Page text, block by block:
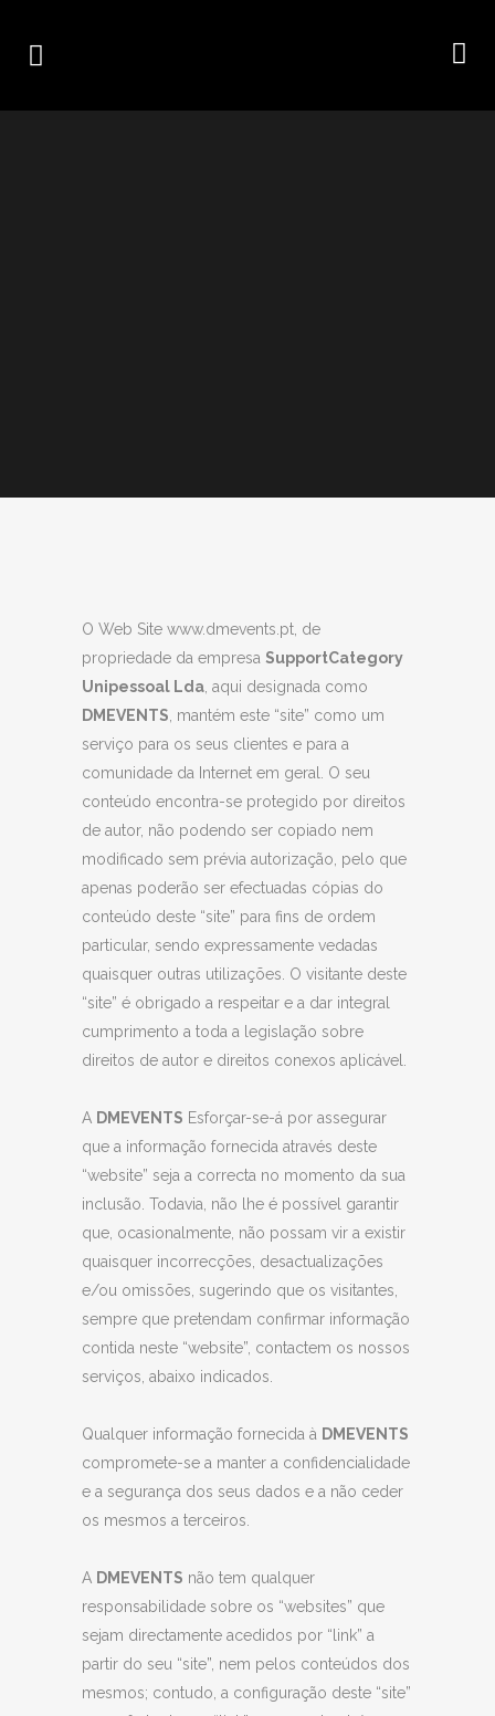
O Web Site www.dmevents.pt, de
propriedade da empresa SupportCategory
Unipessoal Lda , aqui designada como
DMEVENTS , mantém este “site” como um
serviço para os seus clientes e para a
comunidade da Internet em geral. O seu
conteúdo encontra-se protegido por direitos
de autor, não podendo ser copiado nem
modificado sem prévia autorização, pelo que
apenas poderão ser efectuadas cópias do
conteúdo deste “site” para fins de ordem
particular, sendo expressamente vedadas
quaisquer outras utilizações. O visitante deste
“site” é obrigado a respeitar e a dar integral
cumprimento a toda a legislação sobre
direitos de autor e direitos conexos aplicável.
A DMEVENTS Esforçar-se-á por assegurar
que a informação fornecida através deste
“website” seja a correcta no momento da sua
inclusão. Todavia, não lhe é possível garantir
que, ocasionalmente, não possam vir a existir
quaisquer incorrecções, desactualizações
e/ou omissões, sugerindo que os visitantes,
sempre que pretendam confirmar informação
contida neste “website”, contactem os nossos
serviços, abaixo indicados.
Qualquer informação fornecida à DMEVENTS
compromete-se a manter a confidencialidade
e a segurança dos seus dados e a não ceder
os mesmos a terceiros.
A DMEVENTS não tem qualquer
responsabilidade sobre os “websites” que
sejam directamente acedidos por “link” a
partir do seu “site”, nem pelos conteúdos dos
mesmos; contudo, a configuração deste “site”